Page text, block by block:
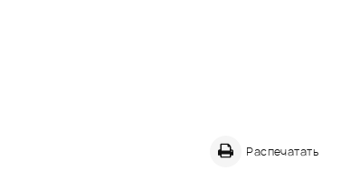
Распечатать